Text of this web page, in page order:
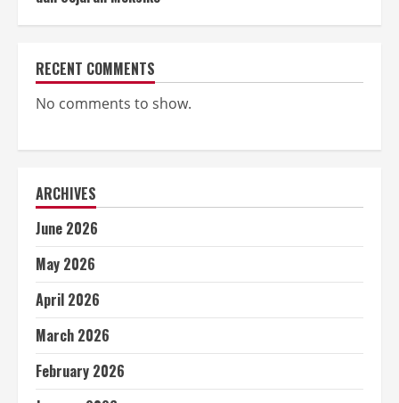
RECENT COMMENTS
No comments to show.
ARCHIVES
June 2026
May 2026
April 2026
March 2026
February 2026